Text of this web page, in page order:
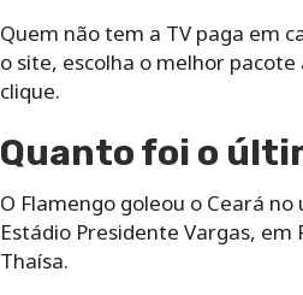
Quem não tem a TV paga em
o site, escolha o melhor
clique.
Quanto foi o
O Flamengo goleou o Ceará
Estádio Presidente Vargas,
Thaísa.